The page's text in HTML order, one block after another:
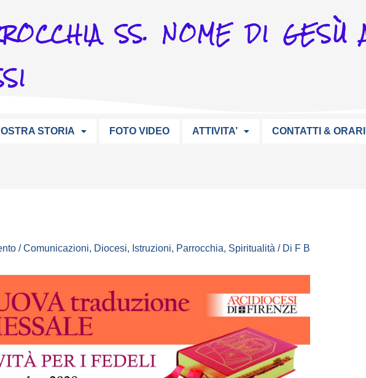
SS. NOME DI GESÙ
STORIA FOTO VIDEO ATTIVITA’ CONTATTI & ORARI
/Comunicazioni, Diocesi, Istruzioni, Parrocchia, Spiritualità/ Di F B